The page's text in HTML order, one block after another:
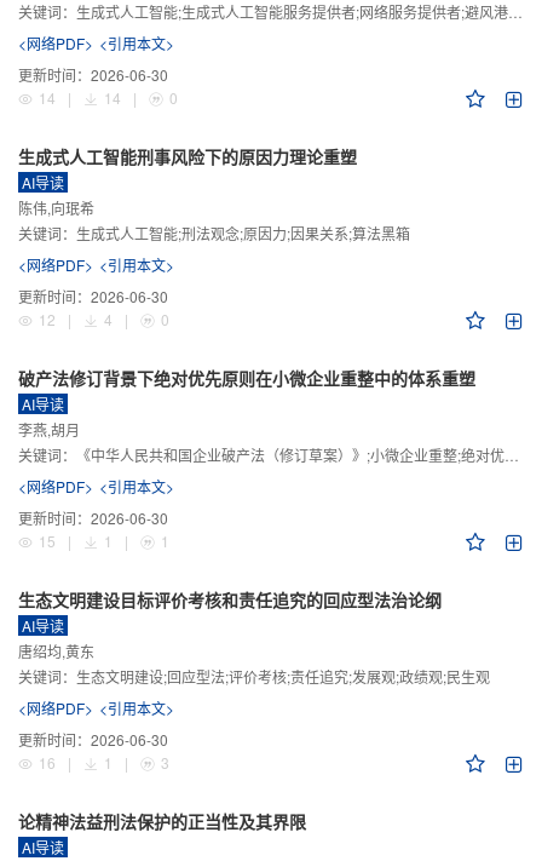
关键词： 生成式人工智能;生成式人工智能服务提供者;网络服务提供者;避风港规则;版权责任
<网络PDF> <引用本文>
更新时间： 2026-06-30
14
| 14 | 0
生成式人工智能刑事风险下的原因力理论重塑
AI导读
陈伟,向珉希
关键词： 生成式人工智能;刑法观念;原因力;因果关系;算法黑箱
<网络PDF> <引用本文>
更新时间： 2026-06-30
12
| 4 | 0
破产法修订背景下绝对优先原则在小微企业重整中的体系重塑
AI导读
李燕,胡月
关键词：
《中华人民共和国企业破产法（修订草案）》;小微企业重整;绝对优先原则;股东权益保留;预期可支配收入标准
<网络PDF> <引用本文>
更新时间： 2026-06-30
15
| 1 | 1
生态文明建设目标评价考核和责任追究的回应型法治论纲
AI导读
唐绍均,黄东
关键词： 生态文明建设;回应型法;评价考核;责任追究;发展观;政绩观;民生观
<网络PDF> <引用本文>
更新时间： 2026-06-30
16
| 1 | 3
论精神法益刑法保护的正当性及其界限
AI导读